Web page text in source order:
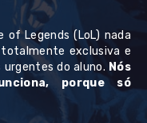
of Legends (LoL) nada
exclusiva e
urgentes do aluno. Nós
porque só